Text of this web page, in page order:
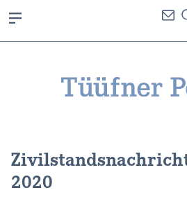
2020